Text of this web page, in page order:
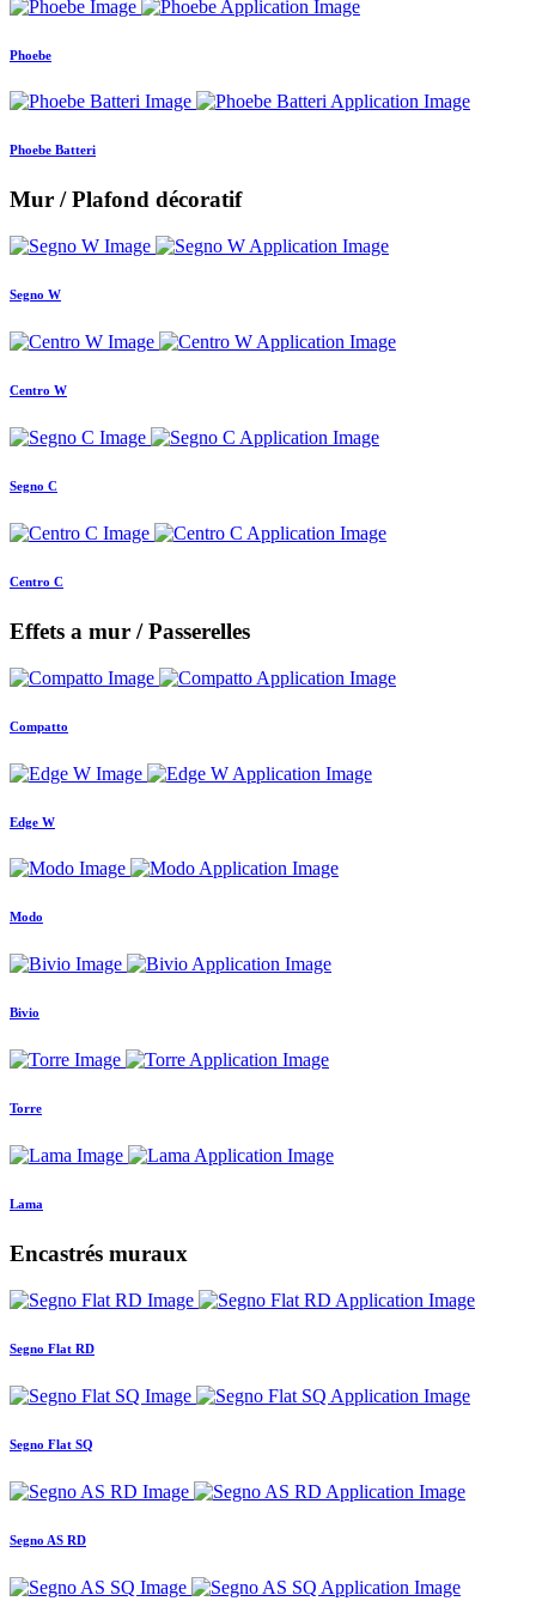
Phoebe
Phoebe Batteri
Mur / Plafond décoratif
Segno W
Centro W
Segno C
Centro C
Effets a mur / Passerelles
Compatto
Edge W
Modo
Bivio
Torre
Lama
Encastrés muraux
Segno Flat RD
Segno Flat SQ
Segno AS RD